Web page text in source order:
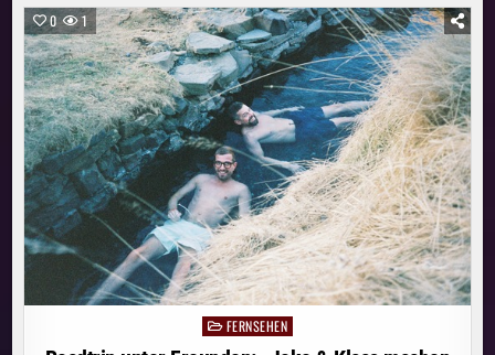
„AMORE
UNTER
PALMEN“
SPRECHEN
BUSFAHRER
MATTHIAS
(50,
LÜNEBURG)
UND
THAILÄNDERIN
NAT
AB
MORGEN
AUF
JOYN
NUR
DIE
SPRACHE
DER
LIEBE
0 1
PostedFERNSEHEN